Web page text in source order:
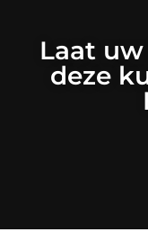
Laat
deze